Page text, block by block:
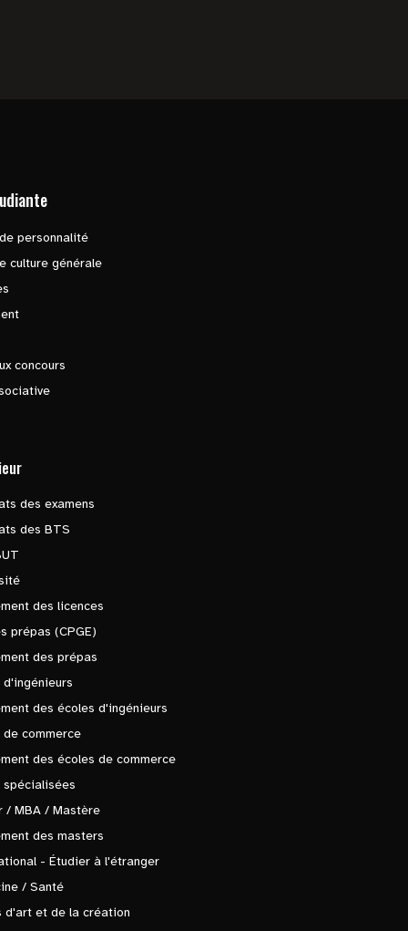
personnalité
culture générale
concours
des examens
des BTS
des licences
prépas (CPGE)
des prépas
d'ingénieurs
des écoles d'ingénieurs
de commerce
des écoles de commerce
spécialisées
/ MBA / Mastère
des masters
- Étudier à l'étranger
/ Santé
d'art et de la création